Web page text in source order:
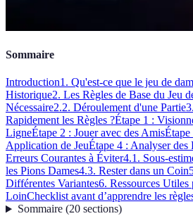
Sommaire
Introduction1. Qu'est-ce que le jeu de
Historique2. Les Règles de Base du Jeu
Nécessaire2.2. Déroulement d'une Partie
Rapidement les Règles ?Étape 1 :
LigneÉtape 2 : Jouer avec des AmisÉtape
Application de JeuÉtape 4 : Analyser des
Erreurs Courantes à Éviter4.1. Sous-
les Pions Dames4.3. Rester dans un Coin
Différentes Variantes6. Ressources
LoinChecklist avant d’apprendre les
Sommaire(20 sections)